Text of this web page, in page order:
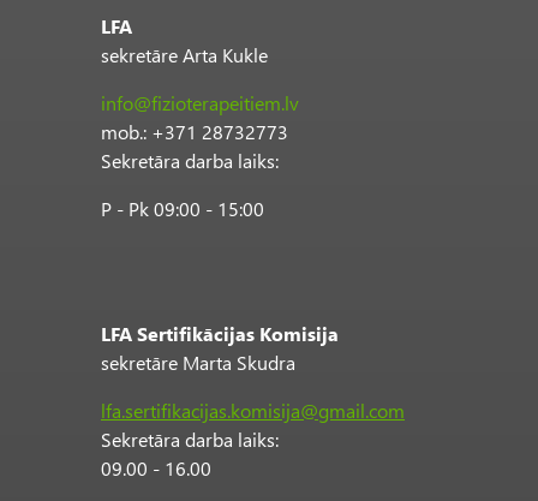
LFA
sekretāre Arta Kukle
info@fizioterapeitiem.lv
mob.: +371 28732773
Sekretāra darba laiks:
P - Pk 09:00 - 15:00
LFA Sertifikācijas Komisija
sekretāre Marta Skudra
lfa.sertifikacijas.komisija@gmail.com
Sekretāra darba laiks:
09.00 - 16.00